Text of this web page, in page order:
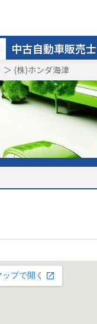
中古自動車販売士
＞ (株)ホンダ海津